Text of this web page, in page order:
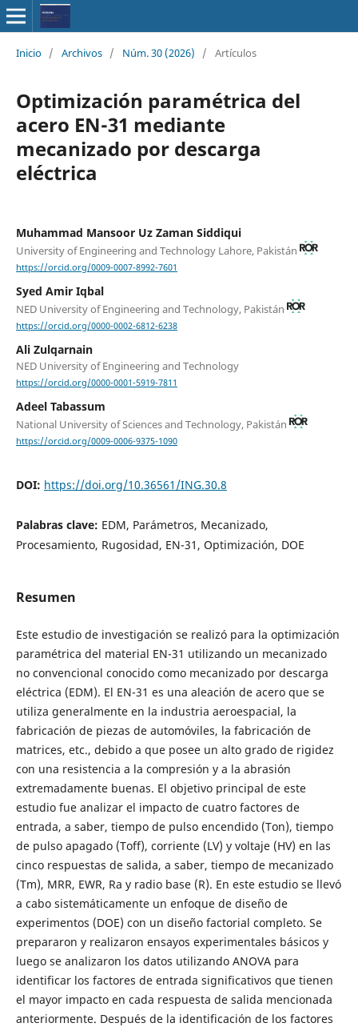
Inicio / Archivos / Núm. 30 (2026) / Artículos
Optimización paramétrica del
acero EN-31 mediante
mecanizado por descarga
eléctrica
Muhammad Mansoor Uz Zaman Siddiqui
University of Engineering and Technology Lahore, Pakistán
https://orcid.org/0009-0007-8992-7601
Syed Amir Iqbal
NED University of Engineering and Technology, Pakistán
https://orcid.org/0000-0002-6812-6238
Ali Zulqarnain
NED University of Engineering and Technology
https://orcid.org/0000-0001-5919-7811
Adeel Tabassum
National University of Sciences and Technology, Pakistán
https://orcid.org/0009-0006-9375-1090
DOI: https://doi.org/10.36561/ING.30.8
Palabras clave: EDM, Parámetros, Mecanizado,
Procesamiento, Rugosidad, EN-31, Optimización, DOE
Resumen
Este estudio de investigación se realizó para la optimización
paramétrica del material EN-31 utilizando un mecanizado
no convencional conocido como mecanizado por descarga
eléctrica (EDM). El EN-31 es una aleación de acero que se
utiliza generalmente en la industria aeroespacial, la
fabricación de piezas de automóviles, la fabricación de
matrices, etc., debido a que posee un alto grado de rigidez
con una resistencia a la compresión y a la abrasión
extremadamente buenas. El objetivo principal de este
estudio fue analizar el impacto de cuatro factores de
entrada, a saber, tiempo de pulso encendido (Ton), tiempo
de pulso apagado (Toff), corriente (LV) y voltaje (HV) en las
cinco respuestas de salida, a saber, tiempo de mecanizado
(Tm), MRR, EWR, Ra y radio base (R). En este estudio se llevó
a cabo sistemáticamente un enfoque de diseño de
experimentos (DOE) con un diseño factorial completo. Se
prepararon y realizaron ensayos experimentales básicos y
luego se analizaron los datos utilizando ANOVA para
identificar los factores de entrada significativos que tienen
el mayor impacto en cada respuesta de salida mencionada
anteriormente. Después de la identificación de los factores